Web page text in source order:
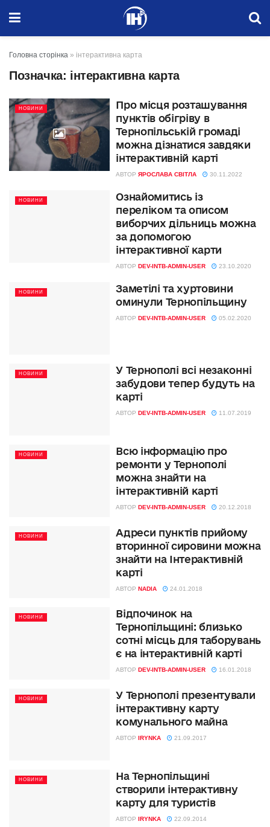
Головна сторінка » інтерактивна карта
Позначка: інтерактивна карта
НОВИНИ
Про місця розташування
пунктів обігріву в
Тернопільській громаді
можна дізнатися завдяки
інтерактивній карті
АВТОР ЯРОСЛАВА СВІТЛА 30.11.2022
НОВИНИ
Ознайомитись із
переліком та описом
виборчих дільниць можна
за допомогою
інтерактивної карти
АВТОР DEV-INTB-ADMIN-USER 23.10.2020
НОВИНИ
Заметілі та хуртовини
оминули Тернопільщину
АВТОР DEV-INTB-ADMIN-USER 05.02.2020
НОВИНИ
У Тернополі всі незаконні
забудови тепер будуть на
карті
АВТОР DEV-INTB-ADMIN-USER 11.07.2019
НОВИНИ
Всю інформацію про
ремонти у Тернополі
можна знайти на
інтерактивній карті
АВТОР DEV-INTB-ADMIN-USER 20.12.2018
НОВИНИ
Адреси пунктів прийому
вторинної сировини можна
знайти на Інтерактивній
карті
АВТОР NADIA 24.01.2018
НОВИНИ
Відпочинок на
Тернопільщині: близько
сотні місць для таборувань
є на інтерактивній карті
АВТОР DEV-INTB-ADMIN-USER 16.01.2018
НОВИНИ
У Тернополі презентували
інтерактивну карту
комунального майна
АВТОР IRYNKA 21.09.2017
НОВИНИ
На Тернопільщині
створили інтерактивну
карту для туристів
АВТОР IRYNKA 22.09.2014